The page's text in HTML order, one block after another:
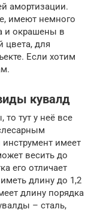
амортизации.
имеют немного
и окрашены в
цвета, для
Если хотим
кувалд
то тут у неё все
имеет
весить до
его отличает
длину до 1,2
длину порядка
– сталь,